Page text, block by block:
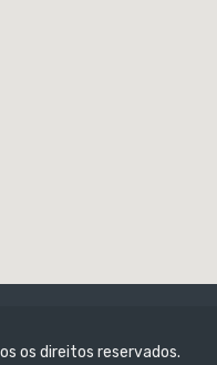
os direitos reservados.